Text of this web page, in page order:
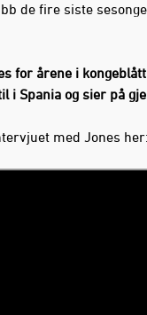
de fire siste
for årene i
i Spania og sier på
med Jones her: